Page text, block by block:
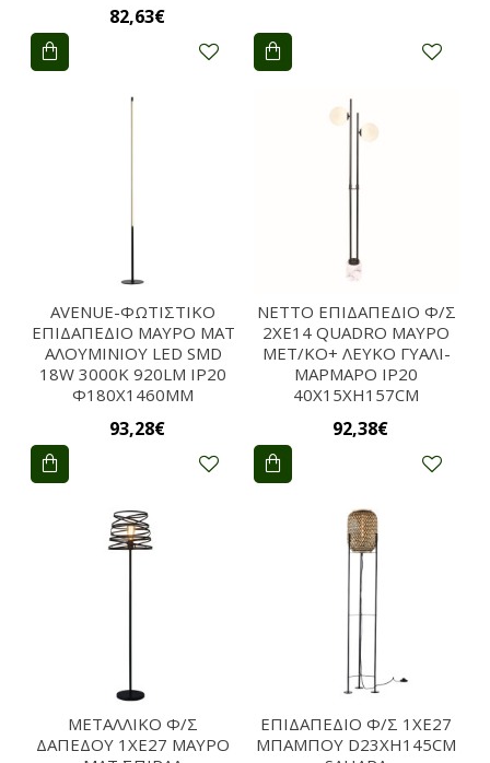
82,63€
AVENUE-ΦΩΤΙΣΤΙΚΟ
ΕΠΙΔΑΠΕΔΙΟ ΜΑΥΡΟ ΜΑΤ
ΑΛΟΥΜΙΝΙΟΥ LED SMD
18W 3000Κ 920LM IP20
Φ180Χ1460ΜΜ
93,28€
NETTO ΕΠΙΔΑΠΕΔΙΟ Φ/Σ
2ΧΕ14 QUADRO ΜΑΥΡΟ
ΜΕΤ/ΚΟ+ ΛΕΥΚΟ ΓΥΑΛΙ-
ΜΑΡΜΑΡΟ IP20
40X15XH157CM
92,38€
ΜΕΤΑΛΛΙΚΟ Φ/Σ
ΔΑΠΕΔΟΥ 1XE27 ΜΑΥΡΟ
ΕΠΙΔΑΠΕΔΙΟ Φ/Σ 1ΧΕ27
ΜΠΑΜΠΟΥ D23XH145CM